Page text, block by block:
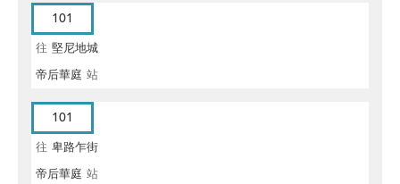
101
往 堅尼地城
帝后華庭 站
101
往 卑路乍街
帝后華庭 站